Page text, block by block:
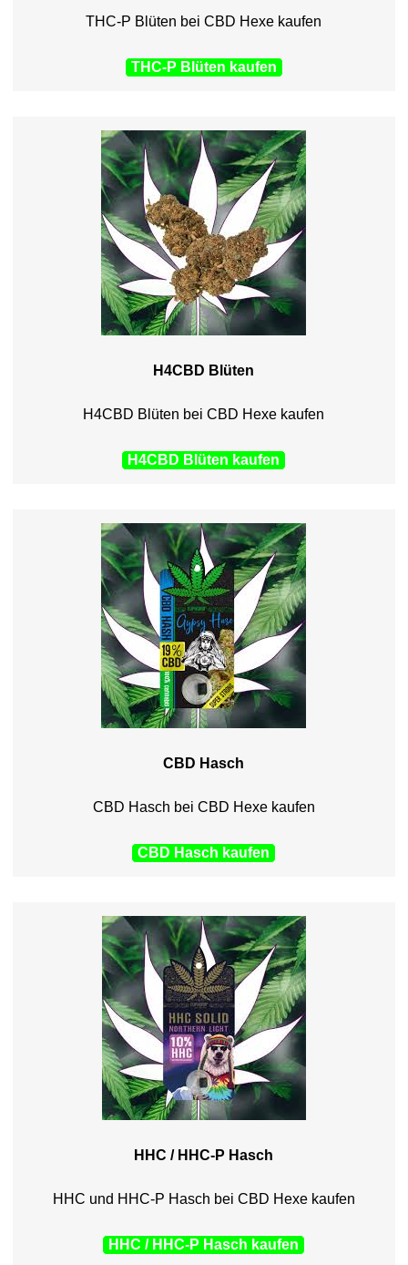
THC-P Blüten bei CBD Hexe kaufen
THC-P Blüten kaufen
H4CBD Blüten
H4CBD Blüten bei CBD Hexe kaufen
H4CBD Blüten kaufen
CBD Hasch
CBD Hasch bei CBD Hexe kaufen
CBD Hasch kaufen
HHC / HHC-P Hasch
HHC und HHC-P Hasch bei CBD Hexe kaufen
HHC / HHC-P Hasch kaufen